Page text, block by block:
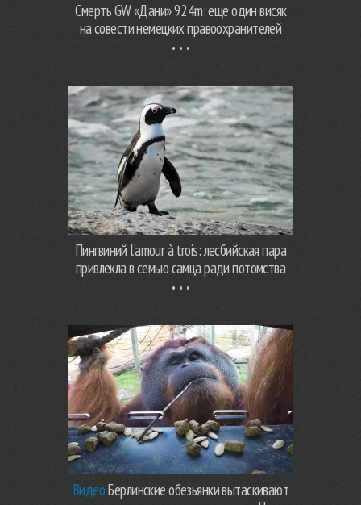
Смерть GW «Дани» 924m: еще один висяк
на совести немецких правоохранителей
Пингвиний l’amour à trois: лесбийская пара
привлекла в семью самца ради потомства
ВидеоБерлинские обезьянки вытаскивают